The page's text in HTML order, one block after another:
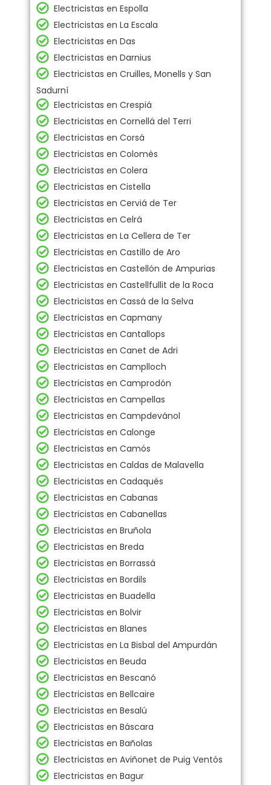
Electricistas en Espolla
Electricistas en La Escala
Electricistas en Das
Electricistas en Darnius
Electricistas en Cruilles, Monells y San
Sadurní
Electricistas en Crespiá
Electricistas en Cornellá del Terri
Electricistas en Corsá
Electricistas en Colomés
Electricistas en Colera
Electricistas en Cistella
Electricistas en Cerviá de Ter
Electricistas en Celrá
Electricistas en La Cellera de Ter
Electricistas en Castillo de Aro
Electricistas en Castellón de Ampurias
Electricistas en Castellfullit de la Roca
Electricistas en Cassá de la Selva
Electricistas en Capmany
Electricistas en Cantallops
Electricistas en Canet de Adri
Electricistas en Camplloch
Electricistas en Camprodón
Electricistas en Campellas
Electricistas en Campdevánol
Electricistas en Calonge
Electricistas en Camós
Electricistas en Caldas de Malavella
Electricistas en Cadaqués
Electricistas en Cabanas
Electricistas en Cabanellas
Electricistas en Bruñola
Electricistas en Breda
Electricistas en Borrassá
Electricistas en Bordils
Electricistas en Buadella
Electricistas en Bolvir
Electricistas en Blanes
Electricistas en La Bisbal del Ampurdán
Electricistas en Beuda
Electricistas en Bescanó
Electricistas en Bellcaire
Electricistas en Besalú
Electricistas en Báscara
Electricistas en Bañolas
Electricistas en Aviñonet de Puig Ventós
Electricistas en Bagur